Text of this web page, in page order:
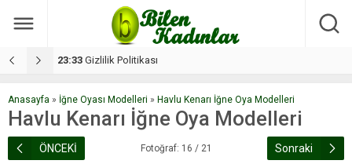
17:08 Dilan, düğününe 5 gün kala hayatını kaybetti
Anasayfa » İğne Oyası Modelleri » Havlu Kenarı İğne Oya Modelleri
Havlu Kenarı İğne Oya Modelleri
ÖNCEKİ Fotoğraf: 16 / 21 Sonraki